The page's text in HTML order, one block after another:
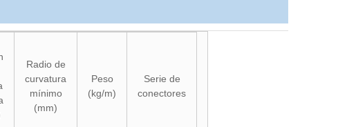
Radio de
curvatura
mínimo
(mm)
Peso
(kg/m)
Serie de
conectores